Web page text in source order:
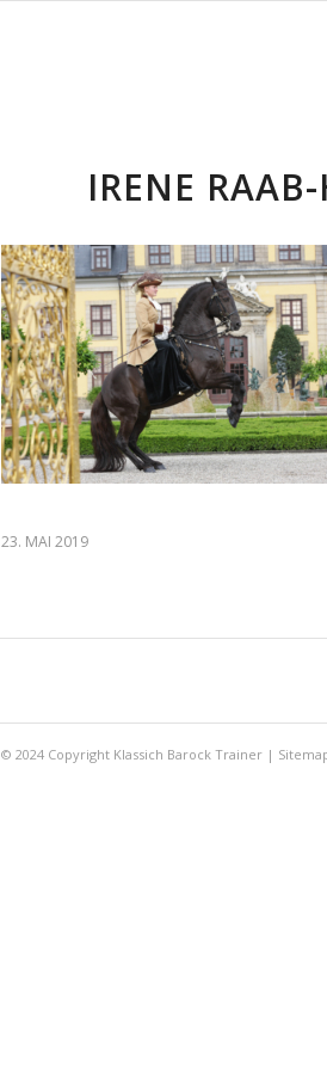
IRENE
23. MAI 2019
© 2024 Copyright Klassich Barock Trainer |